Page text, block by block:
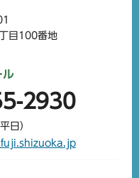
目100番地
ル
2930
日）